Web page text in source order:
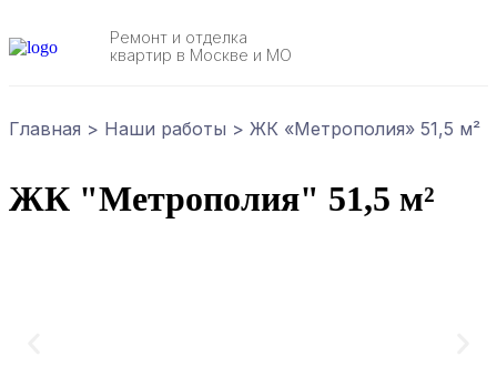
Ремонт и отделка
квартир в Москве и МО
Главная > Наши работы > ЖК «Метрополия» 51,5 м²
ЖК "Метрополия" 51,5 м²